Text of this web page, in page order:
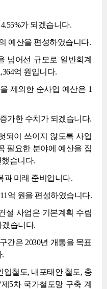
가 되겠습니다.
예산을 편성하였습니다.
넘어선 규모로 일반회계
억 원입니다.
제외한 순사업 예산은 1
가한 수치가 되겠습니다.
되이 쓰이지 않도록 사업
필요한 분야에 예산을 집
습니다.
과 미래 준비입니다.
억 원을 편성하였습니다.
설 사업은 기본계획 수립
습니다.
간은 2030년 개통을 목표
.
입철도, 내포태안 철도, 충
5차 국가철도망 구축 계